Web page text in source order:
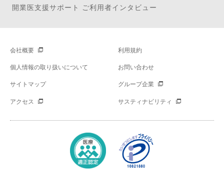
開業医支援サポート ご利用者インタビュー
会社概要 利用規約
個人情報の取り扱いについて お問い合わせ
サイトマップ グループ企業
アクセス サスティナビリティ